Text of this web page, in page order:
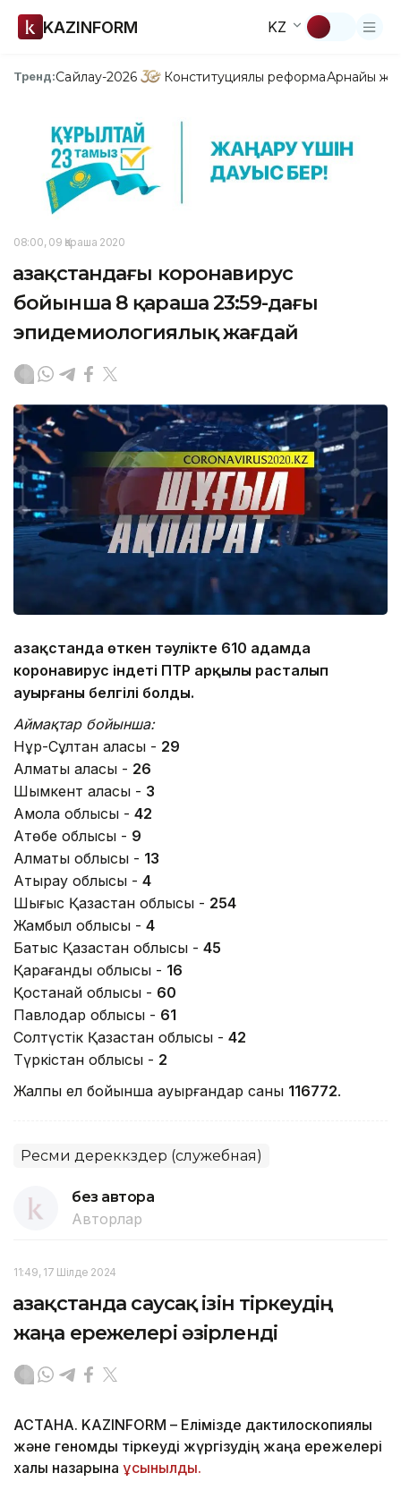
KAZINFORM KZ
Тренд:Сайлау-2026 Конституциялық реформаАрнайы
08:00, 09 Қараша 2020
Қазақстандағы коронавирус
бойынша 8 қараша 23:59-дағы
эпидемиологиялық жағдай
Қазақстанда өткен тәулікте 610 адамда
коронавирус індеті ПТР арқылы расталып
ауырғаны белгілі болды.
Аймақтар бойынша:
Нұр-Сұлтан қаласы - 29
Алматы қаласы - 26
Шымкент қаласы - 3
Ақмола облысы - 42
Ақтөбе облысы - 9
Алматы облысы - 13
Атырау облысы - 4
Шығыс Қазақстан облысы - 254
Жамбыл облысы - 4
Батыс Қазақстан облысы - 45
Қарағанды облысы - 16
Қостанай облысы - 60
Павлодар облысы - 61
Солтүстік Қазақстан облысы - 42
Түркістан облысы - 2
Жалпы ел бойынша ауырғандар саны 116772.
Ресми дереккөздер (служебная)
без автора
Авторлар
11:49, 17 Шілде 2024
Қазақстанда саусақ ізін тіркеудің
жаңа ережелері әзірленді
АСТАНА. KAZINFORM – Елімізде дактилоскопиялық
және геномдық тіркеуді жүргізудің жаңа ережелері
халық назарына ұсынылды.